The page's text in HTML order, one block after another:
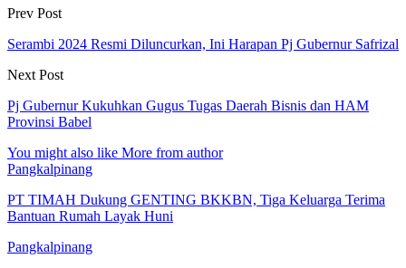
Prev Post
Serambi 2024 Resmi Diluncurkan, Ini Harapan Pj Gubernur Safrizal
Next Post
Pj Gubernur Kukuhkan Gugus Tugas Daerah Bisnis dan HAM
Provinsi Babel
You might also like More from author
Pangkalpinang
PT TIMAH Dukung GENTING BKKBN, Tiga Keluarga Terima
Bantuan Rumah Layak Huni
Pangkalpinang